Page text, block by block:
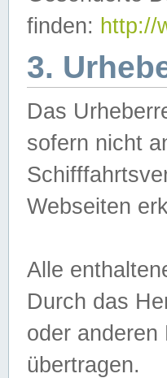
finden: http://
3.
Das
sofern nicht
Webseiten
Alle
Durch das
oder
übertragen.